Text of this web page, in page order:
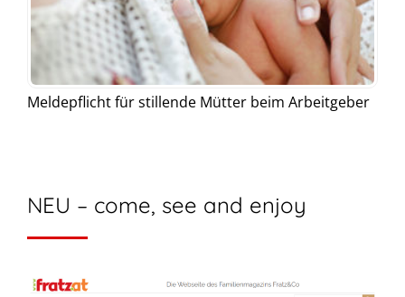
Meldepflicht für stillende Mütter beim Arbeitgeber
NEU – come, see and enjoy